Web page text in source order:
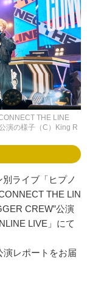
THE LINE
演の様子（C）King R
ライブ「ヒプノ
THE LIN
CREW”公演
LIVE」にて
演レポートをお届